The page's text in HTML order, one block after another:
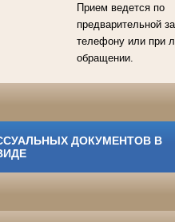
Прием ведется по
предварительной
телефону или при
обращении.
ДОКУМЕНТОВ В